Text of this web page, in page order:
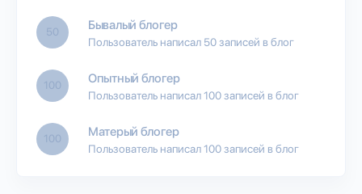
50 Бывалый блогер
Пользователь написал 50 записей в блог
100 Опытный блогер
Пользователь написал 100 записей в блог
100 Матерый блогер
Пользователь написал 100 записей в блог